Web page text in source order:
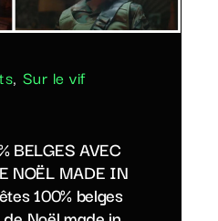
, Sur le vif
BELGES AVEC
NOËL MADE IN
100% belges